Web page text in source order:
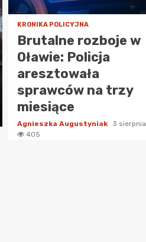
Silne burze
oławskim –
na
silny wiatr!
Agnieszka Augustyniak
KRONIKA POLICYJNA
Brutalne rozboje w
Oławie: Policja
aresztowała
sprawców na trzy
miesiące
Agnieszka Augustyniak 3
405